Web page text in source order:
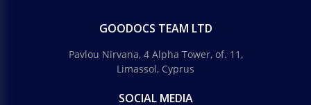
GOODOCS TEAM LTD
Pavlou Nirvana, 4 Alpha Tower, of. 11,
Limassol, Cyprus
SOCIAL MEDIA